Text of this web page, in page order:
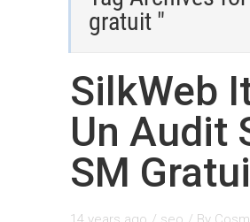
gratuit "
SilkWeb
Un Audit
SM